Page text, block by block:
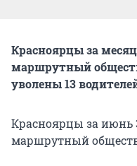
Красноярцы за
маршрутный
уволены 13
Красноярцы за июнь
маршрутный